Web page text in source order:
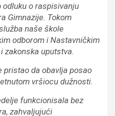
odluku o raspisivanju
Gimnazije. Tokom
naše škole
odborom i Nastavničkim
zakonska uputstva.
pristao da obavlja posao
vršiocu dužnosti.
funkcionisala bez
zahvaljujući